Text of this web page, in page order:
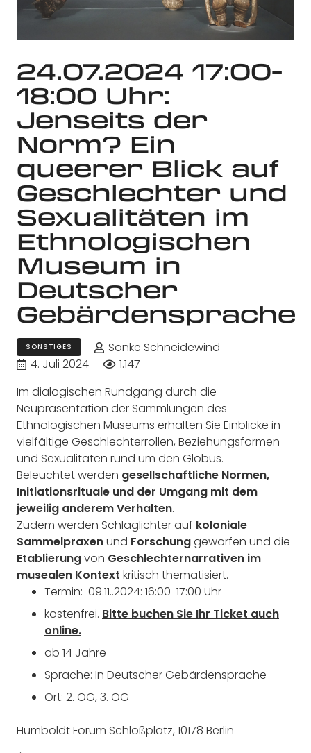
24.07.2024 17:00-
18:00 Uhr:
Jenseits der
Norm? Ein
queerer Blick auf
Geschlechter und
Sexualitäten im
Ethnologischen
Museum in
Deutscher
Gebärdensprache
SONSTIGES
Sönke Schneidewind
4. Juli 2024
1.147
Im dialogischen Rundgang durch die
Neupräsentation der Sammlungen des
Ethnologischen Museums erhalten Sie Einblicke in
vielfältige Geschlechterrollen, Beziehungsformen
und Sexualitäten rund um den Globus.
Beleuchtet werden gesellschaftliche Normen,
Initiationsrituale und der Umgang mit dem
jeweilig anderem Verhalten.
Zudem werden Schlaglichter auf koloniale
Sammelpraxenund Forschunggeworfen und die
Etablierungvon Geschlechternarrativen im
musealen Kontext kritisch thematisiert.
Termin: 09.11..2024: 16:00-17:00 Uhr
kostenfrei. Bitte buchen Sie Ihr Ticket auch
online.
ab 14 Jahre
Sprache: In Deutscher Gebärdensprache
Ort: 2. OG, 3. OG
Humboldt Forum Schloßplatz, 10178 Berlin